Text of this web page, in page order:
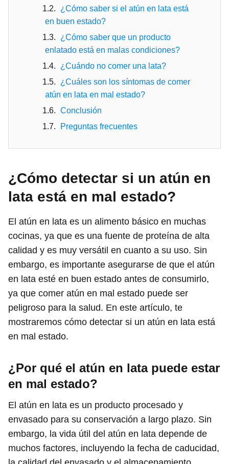
¿Cómo saber si el atún en lata está
en buen estado?
¿Cómo saber que un producto
enlatado está en malas condiciones?
¿Cuándo no comer una lata?
¿Cuáles son los síntomas de comer
atún en lata en mal estado?
Conclusión
Preguntas frecuentes
¿Cómo detectar si un atún en
lata está en mal estado?
El atún en lata es un alimento básico en muchas
cocinas, ya que es una fuente de proteína de alta
calidad y es muy versátil en cuanto a su uso. Sin
embargo, es importante asegurarse de que el atún
en lata esté en buen estado antes de consumirlo,
ya que comer atún en mal estado puede ser
peligroso para la salud. En este artículo, te
mostraremos cómo detectar si un atún en lata está
en mal estado.
¿Por qué el atún en lata puede estar
en mal estado?
El atún en lata es un producto procesado y
envasado para su conservación a largo plazo. Sin
embargo, la vida útil del atún en lata depende de
muchos factores, incluyendo la fecha de caducidad,